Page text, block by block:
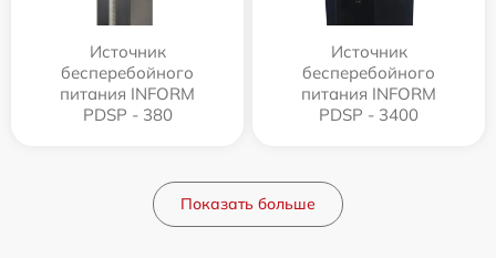
Источник
бесперебойного
питания INFORM
PDSP - 380
Источник
бесперебойного
питания INFORM
PDSP - 3400
Показать больше